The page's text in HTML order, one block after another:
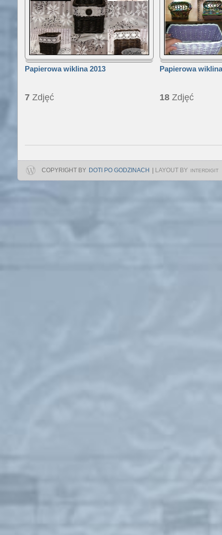
Papierowa wiklina 2013
7Zdjęć
Papierowa
18Zdjęć
COPYRIGHT BY DOTI PO GODZINACH LAYOUT BY INTERDIGIT